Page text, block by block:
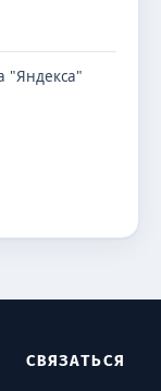
"Яндекса"
СВЯЗАТЬСЯ